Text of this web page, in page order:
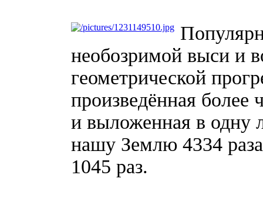
необозримой выси и
геометрической
произведённая более
и выложенная в одну
нашу Землю 4334
1045 раз.